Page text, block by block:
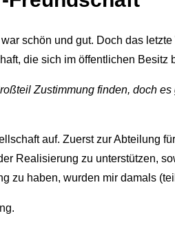
schön und gut. Doch das
die sich im öffentlichen Besitz
Zustimmung finden, doch
auf. Zuerst zur Abteilung
Realisierung zu unterstützen,
zu haben, wurden mir damals